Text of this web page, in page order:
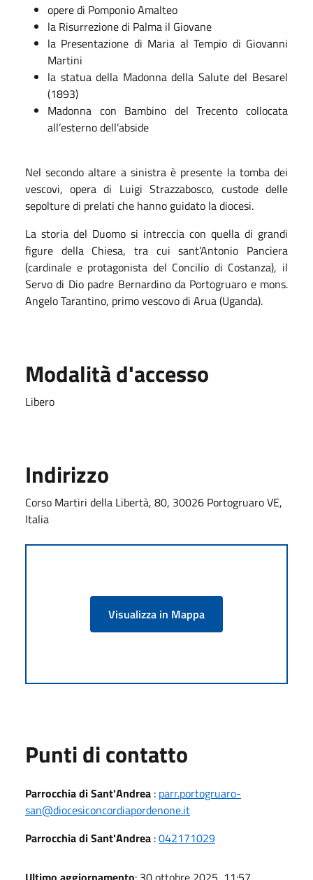
opere di Pomponio Amalteo
la Risurrezione di Palma il Giovane
la Presentazione di Maria al Tempio di Giovanni
Martini
la statua della Madonna della Salute del Besarel
(1893)
Madonna con Bambino del Trecento collocata
all’esterno dell’abside
Nel secondo altare a sinistra è presente la tomba dei
vescovi, opera di Luigi Strazzabosco, custode delle
sepolture di prelati che hanno guidato la diocesi.
La storia del Duomo si intreccia con quella di grandi
figure della Chiesa, tra cui sant’Antonio Panciera
(cardinale e protagonista del Concilio di Costanza), il
Servo di Dio padre Bernardino da Portogruaro e mons.
Angelo Tarantino, primo vescovo di Arua (Uganda).
Modalità d'accesso
Libero
Indirizzo
Corso Martiri della Libertà, 80, 30026 Portogruaro VE,
Italia
Visualizza in Mappa
Punti di contatto
Parrocchia di Sant'Andrea : parr.portogruaro-
san@diocesiconcordiapordenone.it
Parrocchia di Sant'Andrea :042171029